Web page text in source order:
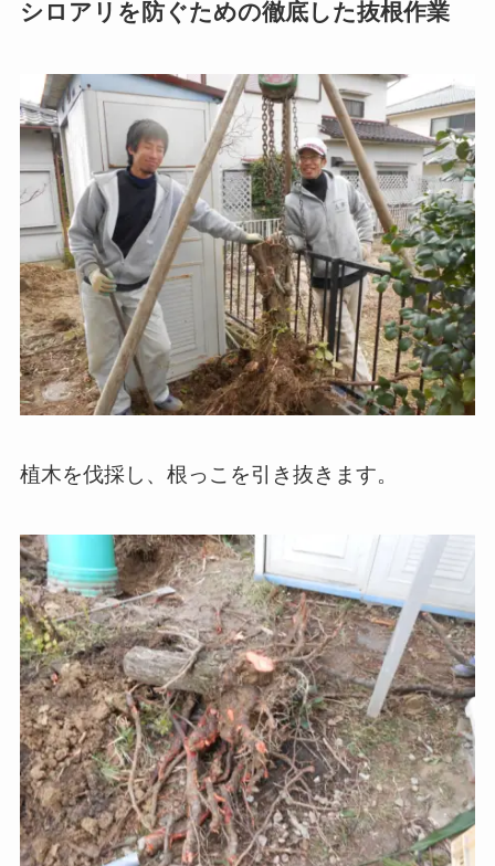
シロアリを防ぐための徹底した抜根作業
植木を伐採し、根っこを引き抜きます。